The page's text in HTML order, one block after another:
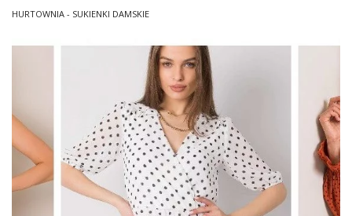
HURTOWNIA - SUKIENKI DAMSKIE